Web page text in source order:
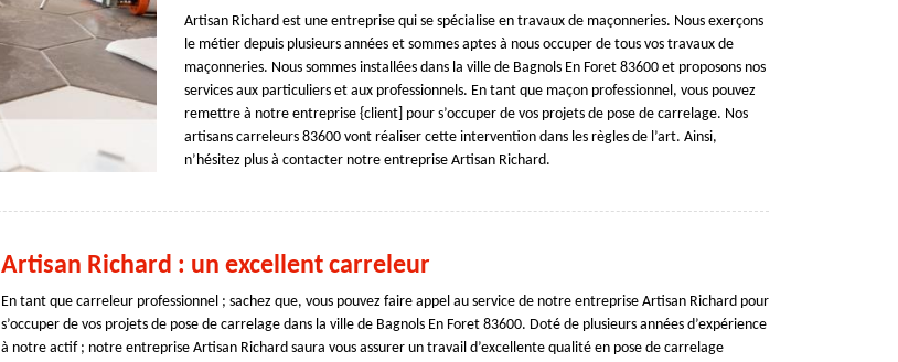
Artisan Richard est une entreprise qui se spécialise en travaux de maçonneries. Nous exerçons
le métier depuis plusieurs années et sommes aptes à nous occuper de tous vos travaux de
maçonneries. Nous sommes installées dans la ville de Bagnols En Foret 83600 et proposons nos
services aux particuliers et aux professionnels. En tant que maçon professionnel, vous pouvez
remettre à notre entreprise {client] pour s’occuper de vos projets de pose de carrelage. Nos
artisans carreleurs 83600 vont réaliser cette intervention dans les règles de l’art. Ainsi,
n’hésitez plus à contacter notre entreprise Artisan Richard.
Artisan Richard : un excellent carreleur
En tant que carreleur professionnel ; sachez que, vous pouvez faire appel au service de notre entreprise Artisan Richard pour
s’occuper de vos projets de pose de carrelage dans la ville de Bagnols En Foret 83600. Doté de plusieurs années d’expérience
à notre actif ; notre entreprise Artisan Richard saura vous assurer un travail d’excellente qualité en pose de carrelage